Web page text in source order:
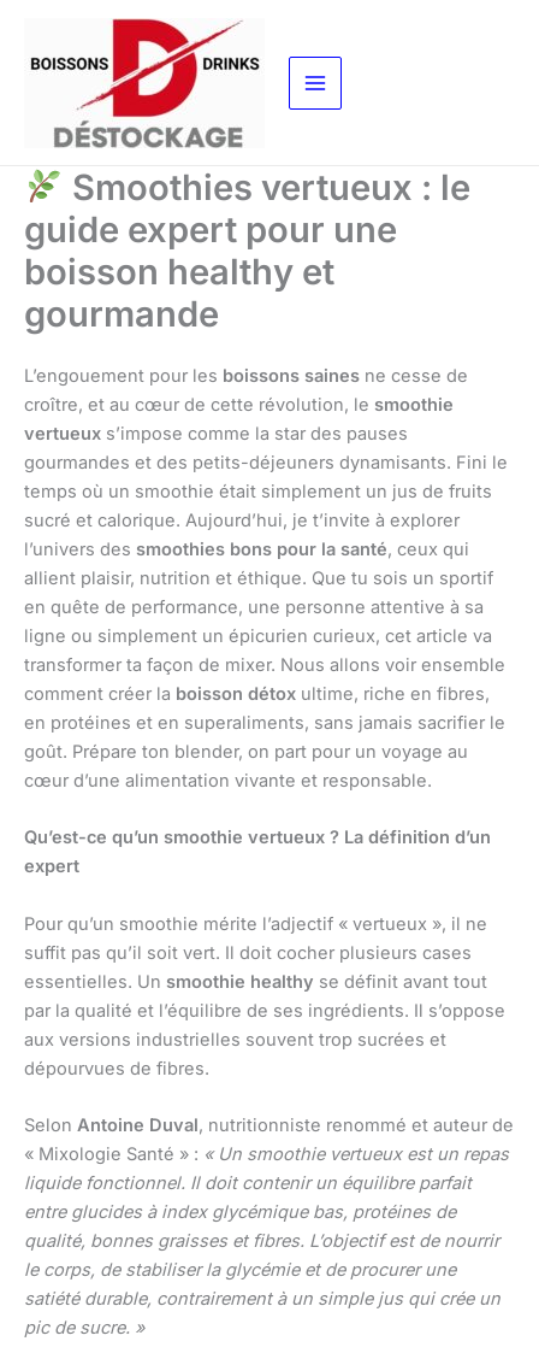
contenu
Smoothies vertueux : le
guide expert pour une
boisson healthy et
gourmande
L’engouement pour les boissons saines ne cesse de
croître, et au cœur de cette révolution, le smoothie
vertueux s’impose comme la star des pauses
gourmandes et des petits-déjeuners dynamisants. Fini le
temps où un smoothie était simplement un jus de fruits
sucré et calorique. Aujourd’hui, je t’invite à explorer
l’univers des smoothies bons pour la santé, ceux qui
allient plaisir, nutrition et éthique. Que tu sois un sportif
en quête de performance, une personne attentive à sa
ligne ou simplement un épicurien curieux, cet article va
transformer ta façon de mixer. Nous allons voir ensemble
comment créer la boisson détox ultime, riche en fibres,
en protéines et en superaliments, sans jamais sacrifier le
goût. Prépare ton blender, on part pour un voyage au
cœur d’une alimentation vivante et responsable.
Qu’est-ce qu’un smoothie vertueux ? La définition d’un
expert
Pour qu’un smoothie mérite l’adjectif « vertueux », il ne
suffit pas qu’il soit vert. Il doit cocher plusieurs cases
essentielles. Un smoothie healthy se définit avant tout
par la qualité et l’équilibre de ses ingrédients. Il s’oppose
aux versions industrielles souvent trop sucrées et
dépourvues de fibres.
Selon Antoine Duval, nutritionniste renommé et auteur de
« Mixologie Santé » : « Un smoothie vertueux est un repas
liquide fonctionnel. Il doit contenir un équilibre parfait
entre glucides à index glycémique bas, protéines de
qualité, bonnes graisses et fibres. L’objectif est de nourrir
le corps, de stabiliser la glycémie et de procurer une
satiété durable, contrairement à un simple jus qui crée un
pic de sucre. »